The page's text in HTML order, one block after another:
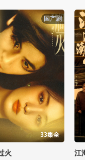
国产剧
33集全
火
江